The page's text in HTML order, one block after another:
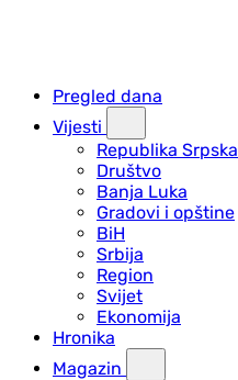
Pregled dana
Vijesti
Republika Srpska
Društvo
Banja Luka
Gradovi i opštine
BiH
Srbija
Region
Svijet
Ekonomija
Hronika
Magazin